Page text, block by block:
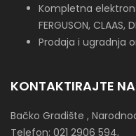
Kompletna
FERGUSON, CLAAS,
Prodaja i ugradnja
KONTAKTIRAJTE
Bačko Gradište ,
Telefon: 021 2906 594,